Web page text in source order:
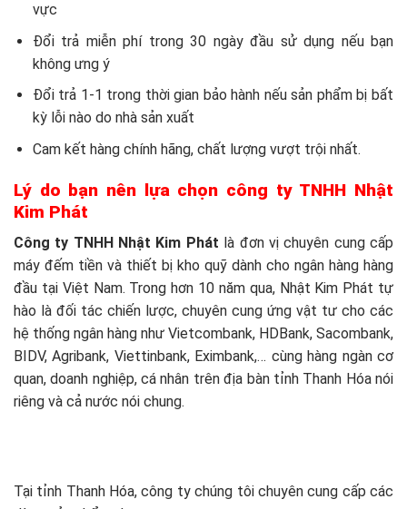
vực
Đổi trả miễn phí trong 30 ngày đầu sử dụng nếu bạn
không ưng ý
Đổi trả 1-1 trong thời gian bảo hành nếu sản phẩm bị bất
kỳ lỗi nào do nhà sản xuất
Cam kết hàng chính hãng, chất lượng vượt trội nhất.
Lý do bạn nên lựa chọn công ty TNHH Nhật
Kim Phát
Công ty TNHH Nhật Kim Phát là đơn vị chuyên cung cấp
máy đếm tiền và thiết bị kho quỹ dành cho ngân hàng hàng
đầu tại Việt Nam. Trong hơn 10 năm qua, Nhật Kim Phát tự
hào là đối tác chiến lược, chuyên cung ứng vật tư cho các
hệ thống ngân hàng như Vietcombank, HDBank, Sacombank,
BIDV, Agribank, Viettinbank, Eximbank,… cùng hàng ngàn cơ
quan, doanh nghiệp, cá nhân trên địa bàn tỉnh Thanh Hóa nói
riêng và cả nước nói chung.
Tại tỉnh Thanh Hóa, công ty chúng tôi chuyên cung cấp các